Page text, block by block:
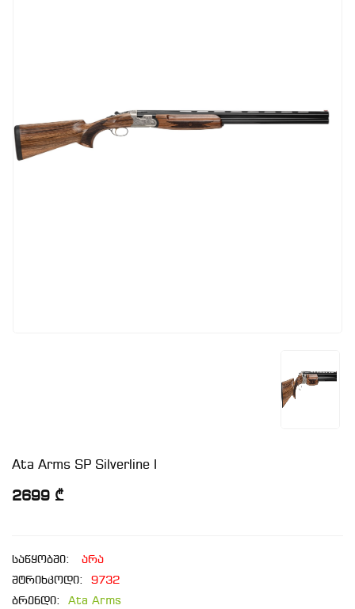
Ata Arms SP Silverline I
2699 ₾
საწყობში:
არა
შტრიხკოდი:
9732
ბრენდი:
Ata Arms